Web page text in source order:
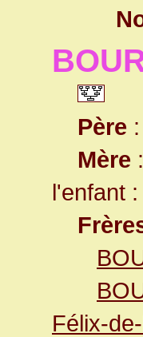
Père :
Mère :
l'enfant
Félix-